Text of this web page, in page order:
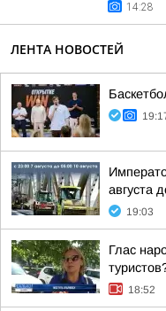
14:28
ЛЕНТА НОВОСТЕЙ
августа
19:03
Глас
18:52